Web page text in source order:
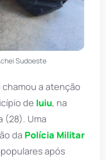
Sudoeste
a atenção
de Iuiu, na
(28). Uma
da Polícia Militar
após